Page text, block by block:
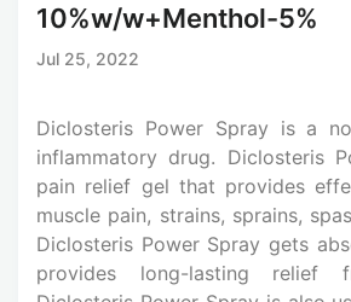
10%w/w+Menthol-5%
Jul 25, 2022
Diclosteris Power Spray is a
inflammatory drug. Diclosteris
pain relief gel that provides
muscle pain, strains, sprains,
Diclosteris Power Spray gets
provides long-lasting relief